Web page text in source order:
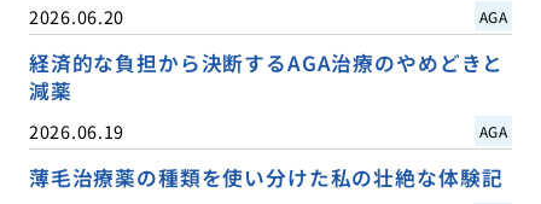
2026.06.20 AGA
経済的な負担から決断するAGA治療のやめどきと
減薬
2026.06.19 AGA
薄毛治療薬の種類を使い分けた私の壮絶な体験記